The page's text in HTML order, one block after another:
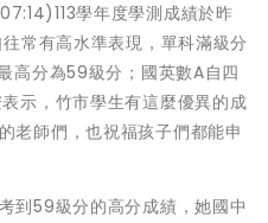
學年度學測成績於昨
常有高水準表現，單科滿級分
高分為59級分；國英數A自四
示，竹市學生有這麼優異的成
老師們，也祝福孩子們都能申
到59級分的高分成績，她國中